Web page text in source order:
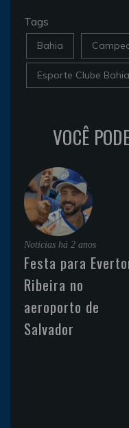
Tags
Bahia
Esporte Clube Bahia
VOCÊ
Noticias há 2 anos
Festa para
Ribeira no
aeroporto de
Salvador